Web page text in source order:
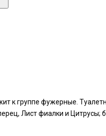
к группе фужерные.
Лист фиалки и Цитрусы;